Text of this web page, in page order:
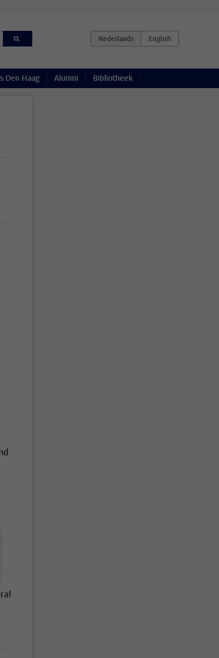
Den Haag Alumni Bibliotheek